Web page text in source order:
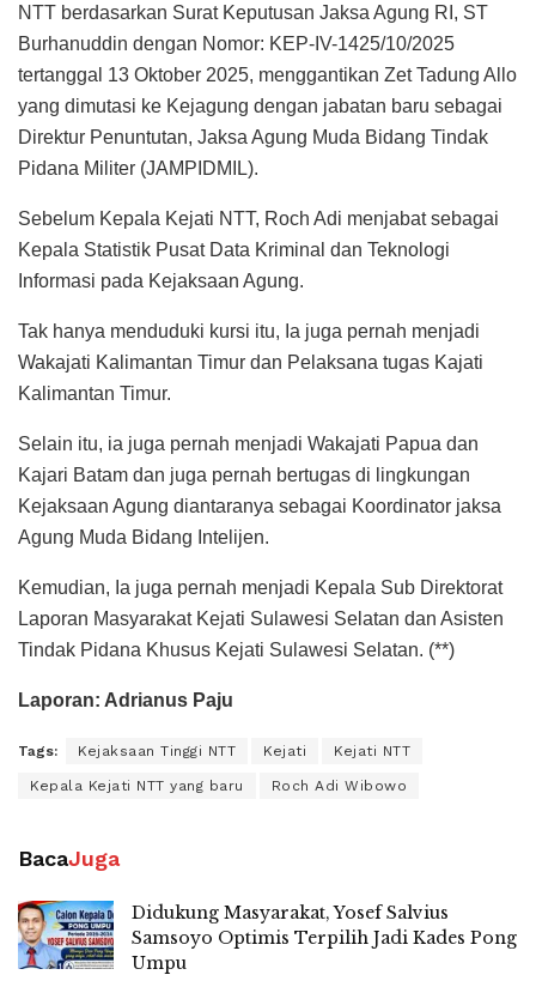
NTT berdasarkan Surat Keputusan Jaksa Agung RI, ST
Burhanuddin dengan Nomor: KEP-IV-1425/10/2025
tertanggal 13 Oktober 2025, menggantikan Zet Tadung Allo
yang dimutasi ke Kejagung dengan jabatan baru sebagai
Direktur Penuntutan, Jaksa Agung Muda Bidang Tindak
Pidana Militer (JAMPIDMIL).
Sebelum Kepala Kejati NTT, Roch Adi menjabat sebagai
Kepala Statistik Pusat Data Kriminal dan Teknologi
Informasi pada Kejaksaan Agung.
Tak hanya menduduki kursi itu, Ia juga pernah menjadi
Wakajati Kalimantan Timur dan Pelaksana tugas Kajati
Kalimantan Timur.
Selain itu, ia juga pernah menjadi Wakajati Papua dan
Kajari Batam dan juga pernah bertugas di lingkungan
Kejaksaan Agung diantaranya sebagai Koordinator jaksa
Agung Muda Bidang Intelijen.
Kemudian, Ia juga pernah menjadi Kepala Sub Direktorat
Laporan Masyarakat Kejati Sulawesi Selatan dan Asisten
Tindak Pidana Khusus Kejati Sulawesi Selatan. (**)
Laporan: Adrianus Paju
Tags: Kejaksaan Tinggi NTT Kejati Kejati NTT
Kepala Kejati NTT yang baru Roch Adi Wibowo
BacaJuga
Didukung Masyarakat, Yosef Salvius
Samsoyo Optimis Terpilih Jadi Kades Pong
Umpu